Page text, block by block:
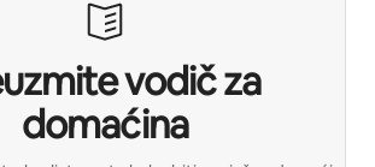
vodič za
domaćina